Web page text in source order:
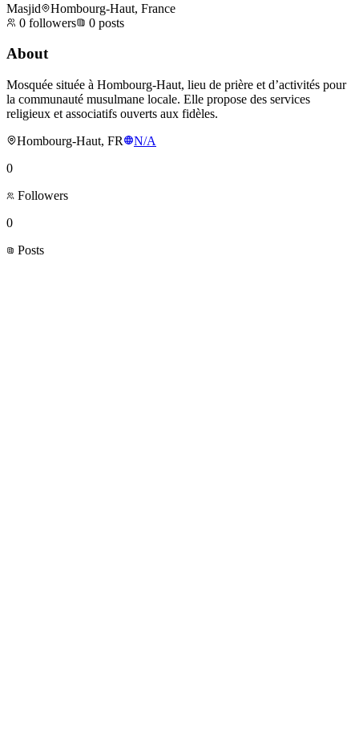
Masjid
Hombourg-Haut, France
0 followers 0 posts
About
Mosquée située à Hombourg-Haut, lieu de prière et d’activités pour
la communauté musulmane locale. Elle propose des services
religieux et associatifs ouverts aux fidèles.
Hombourg-Haut, FR
N/A
0
Followers
0
Posts